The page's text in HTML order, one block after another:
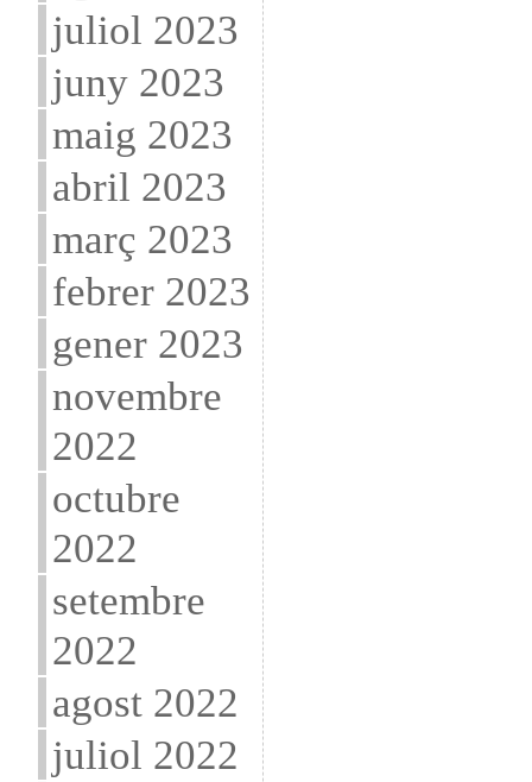
juliol 2023
juny 2023
maig 2023
abril 2023
març 2023
febrer 2023
gener 2023
novembre
2022
octubre
2022
setembre
2022
agost 2022
juliol 2022